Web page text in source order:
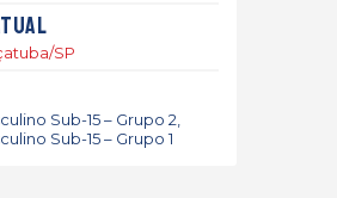
SP
Sub-15 – Grupo 2,
Sub-15 – Grupo 1